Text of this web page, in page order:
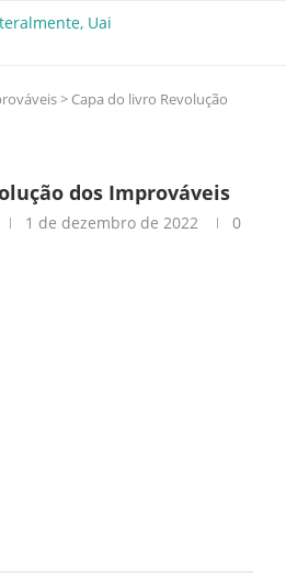
> Capa do livro Revolução
dos Improváveis
1 de dezembro de 2022
0